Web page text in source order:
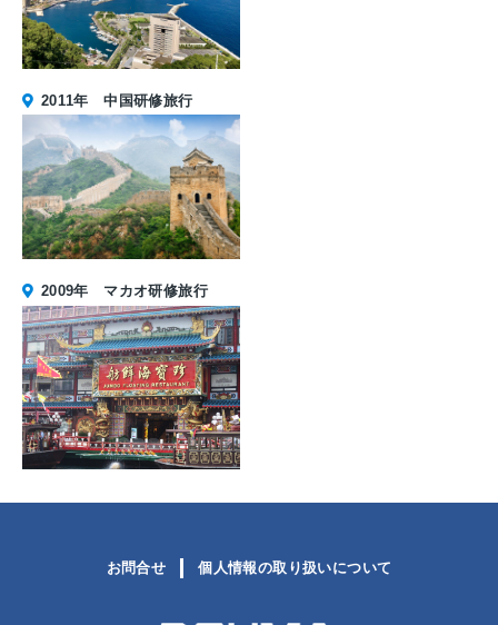
2011年 中国研修旅行
2009年 マカオ研修旅行
お問合せ 個人情報の取り扱いについて